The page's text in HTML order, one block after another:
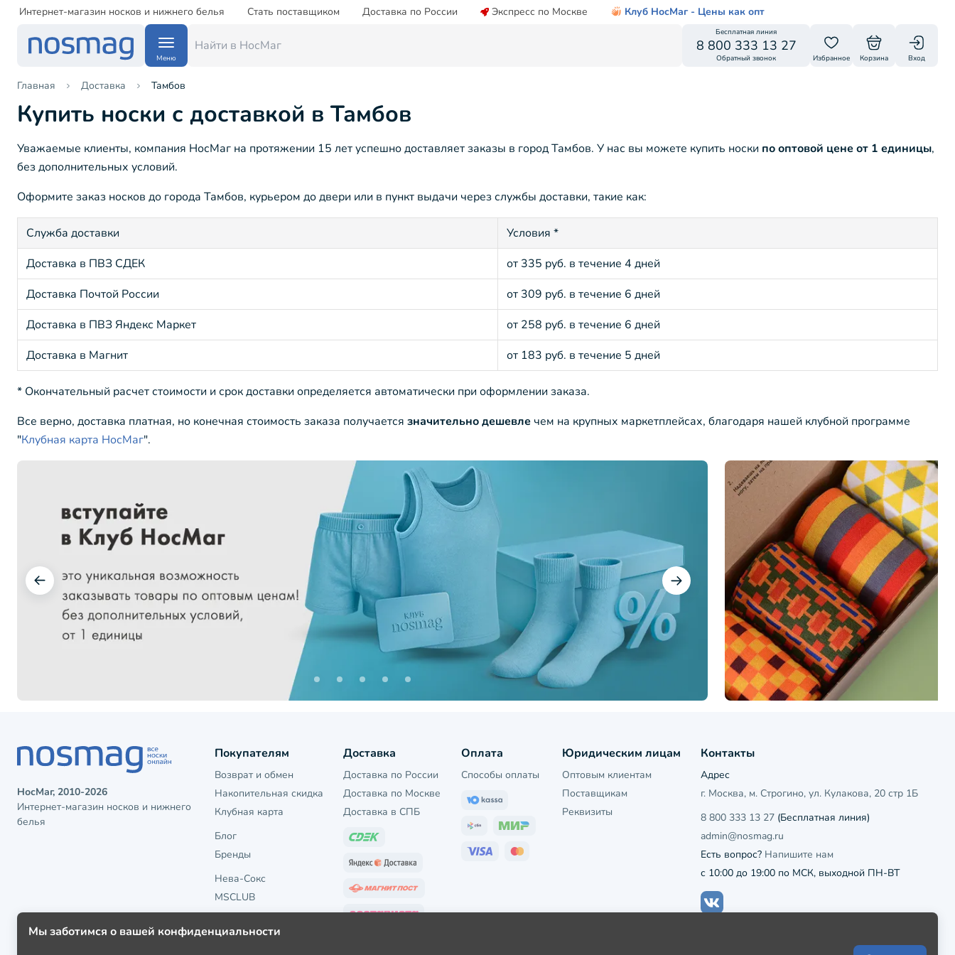
Интернет-магазин носков и нижнего белья Стать поставщиком Доставка по России Экспресс по Москве Клуб НосМаг - Цены как опт
Меню
Бесплатная линия
8 800 333 13 27
Обратный звонок Избранное Корзина Вход
Главная Доставка Тамбов
Купить носки с доставкой в Тамбов
Уважаемые клиенты, компания НосМаг на протяжении 15 лет успешно доставляет заказы в город Тамбов. У нас вы можете купить носки по оптовой цене от 1 единицы,
без дополнительных условий.
Оформите заказ носков до города Тамбов, курьером до двери или в пункт выдачи через службы доставки, такие как:
Служба доставки
Условия *
Доставка в ПВЗ СДЕК
от 335 руб. в течение 4 дней
Доставка Почтой России
от 309 руб. в течение 6 дней
Доставка в ПВЗ Яндекс Маркет
от 258 руб. в течение 6 дней
Доставка в Магнит
от 183 руб. в течение 5 дней
* Окончательный расчет стоимости и срок доставки определяется автоматически при оформлении заказа.
Все верно, доставка платная, но конечная стоимость заказа получается значительно дешевле чем на крупных маркетплейсах, благодаря нашей клубной программе
"Клубная карта НосМаг".
НосМаг, 2010-2026
Интернет-магазин носков и нижнего
белья
Покупателям
Возврат и обмен
Накопительная скидка
Клубная карта
Блог
Бренды
Нева-Сокс
MSCLUB
Доставка
Доставка по России
Доставка по Москве
Доставка в СПБ
Оплата
Способы оплаты
Юридическим лицам
Оптовым клиентам
Поставщикам
Реквизиты
Контакты
Адрес
г. Москва, м. Строгино, ул. Кулакова, 20 стр 1Б
8 800 333 13 27(Бесплатная линия)
admin@nosmag.ru
Есть вопрос? Напишите нам
с 10:00 до 19:00 по МСК, выходной ПН-ВТ
Мы заботимся о вашей конфиденциальности